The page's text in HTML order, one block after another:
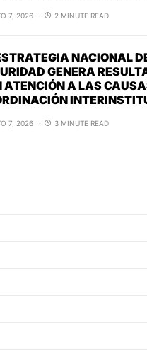
7, 2026 2 MINUTE READ
NACIONAL
GENERA
ATENCIÓN A LAS
7, 2026 3 MINUTE READ